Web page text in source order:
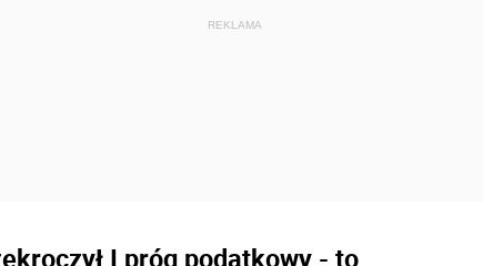
I próg podatkowy - to